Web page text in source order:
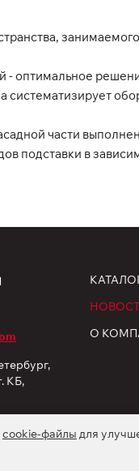
- оптимальное
систематизирует
части
подставки в
КБ,
О
Все права
cookie-файлы для